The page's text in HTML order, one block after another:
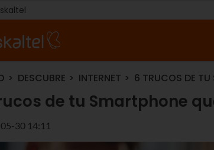
DESCUBRE INTERNET 6 TRUCOS DE
de tu Smartphone
30 14:11